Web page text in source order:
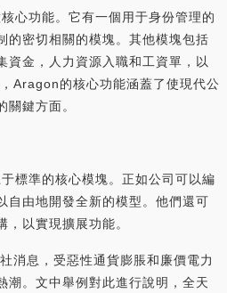
心功能。它有一個用于身份管理的
的密切相關的模塊。其他模塊包括
資金，人力資源入職和工資單，以
Aragon的核心功能涵蓋了使現代公
關鍵方面。
標準的核心模塊。正如公司可以編
自由地開發全新的模型。他們還可
，以實現擴展功能。
消息，受惡性通貨膨脹和廉價電力
潮。文中舉例對此進行說明，全天